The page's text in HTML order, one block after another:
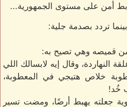
أمن على مستوى الجمهورية...
تردد بصدمة جلية:
من قميصه وهي تصيح به:
النهاردة، وقال إيه لابسالك اللي
خلاص هتيجي في المعطوبة،
خُد!
جعلته يهبط أرضًا، ومضت تسير